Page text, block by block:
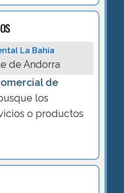
La Bahía
de Andorra
de
los
o productos